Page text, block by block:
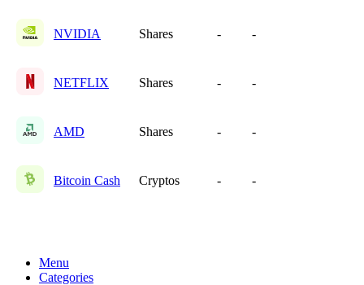
NVIDIA Shares - -
NETFLIX Shares - -
AMD Shares - -
Bitcoin Cash Cryptos - -
Menu
Categories